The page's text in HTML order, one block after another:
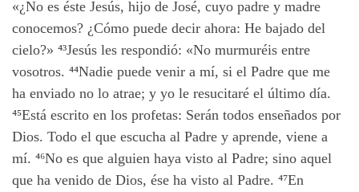
«¿No es éste Jesús, hijo de José, cuyo padre y madre
conocemos? ¿Cómo puede decir ahora: He bajado del
cielo?» ⁴³Jesús les respondió: «No murmuréis entre
vosotros. ⁴⁴Nadie puede venir a mí, si el Padre que me
ha enviado no lo atrae; y yo le resucitaré el último día.
⁴⁵Está escrito en los profetas: Serán todos enseñados por
Dios. Todo el que escucha al Padre y aprende, viene a
mí. ⁴⁶No es que alguien haya visto al Padre; sino aquel
que ha venido de Dios, ése ha visto al Padre. ⁴⁷En